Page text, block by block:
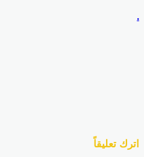
.
اترك تعليقاً